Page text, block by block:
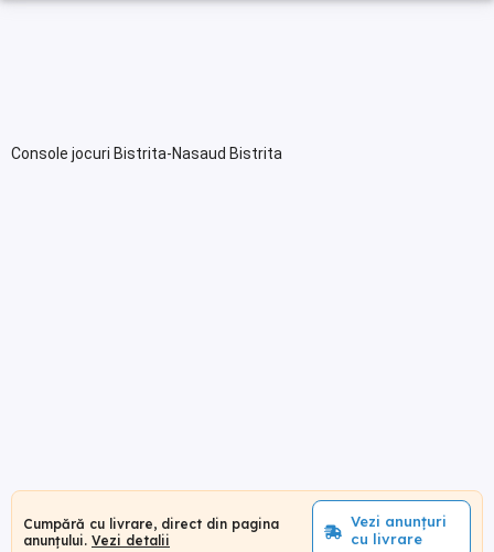
Console jocuri Bistrita-Nasaud Bistrita
Cumpără cu livrare, direct din pagina
anunțului. Vezi detalii
Vezi anunțuri
cu livrare